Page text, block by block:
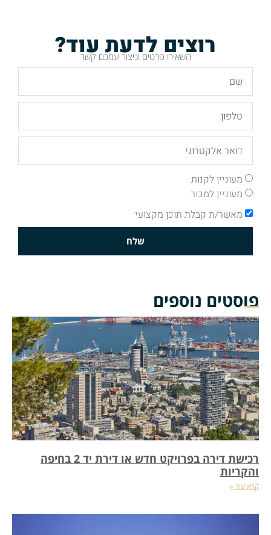
רוצים לדעת עוד?
השאירו פרטים וניצור עמכם קשר
מעוניין לקנות
מעוניין למכור
מאשר/ת קבלת תוכן מקצועי
שלח
פוסטים נוספים
רכישת דירה בפרויקט חדש או דירת יד 2 בחיפה
והקריות
קרא עוד »